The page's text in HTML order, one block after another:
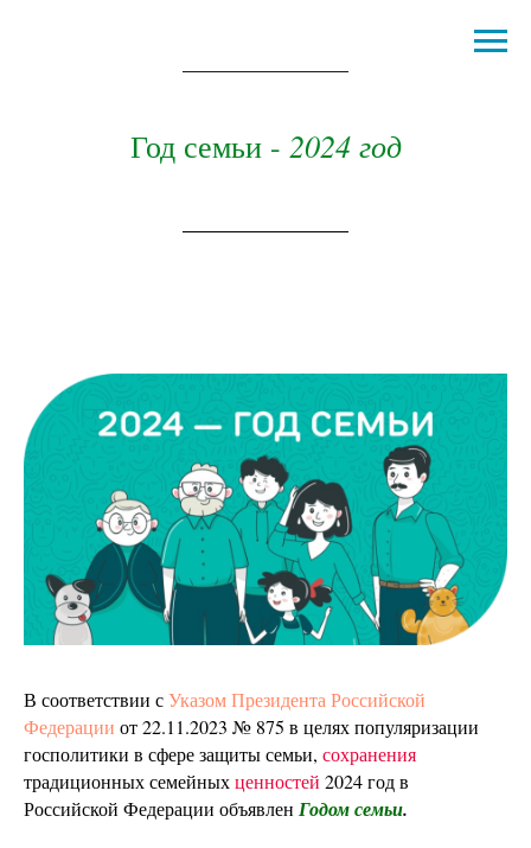
Год семьи - 2024 год
В соответствии сУказом Президента Российской
Федерации от 22.11.2023 № 875 в целях популяризации
госполитики в сфере защиты семьи, сохранения
традиционных семейныхценностей 2024 год в
Российской Федерации объявлен Годом семьи.